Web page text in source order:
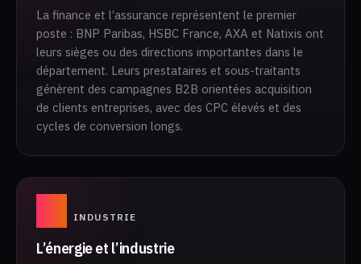
La finance et l’assurance représentent le premier
poste : BNP Paribas, HSBC France, AXA et Natixis ont
leurs sièges ou des directions importantes dans le
département. Leurs prestataires et sous-traitants
génèrent des campagnes B2B orientées acquisition
de clients entreprises, avec des CPC élevés et des
cycles de conversion longs.
INDUSTRIE
L’énergie et l’industrie